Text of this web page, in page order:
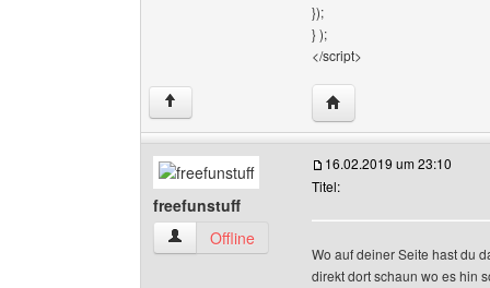
});
} );
</script>
↑ Website dieses
freefunstuff
freefunstuff Benutzer-Profile anzeigen
Offline
16.02.2019 um 23:10
Titel:
Wo auf deiner Seite hast du
direkt dort schaun wo es hin